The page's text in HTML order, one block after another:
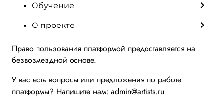
Обучение
О проекте
Право пользования платформой предоставляется на
безвозмездной основе.
У вас есть вопросы или предложения по работе
платформы? Напишите нам: admin@artists.ru